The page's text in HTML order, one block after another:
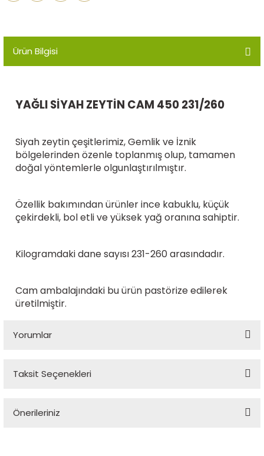
Ürün Bilgisi
YAĞLI SİYAH ZEYTİN CAM 450 231/260
Siyah zeytin çeşitlerimiz, Gemlik ve İznik
bölgelerinden özenle toplanmış olup, tamamen
doğal yöntemlerle olgunlaştırılmıştır.
Özellik bakımından ürünler ince kabuklu, küçük
çekirdekli, bol etli ve yüksek yağ oranına sahiptir.
Kilogramdaki dane sayısı 231-260 arasındadır.
Cam ambalajındaki bu ürün pastörize edilerek
üretilmiştir.
Yorumlar
Taksit Seçenekleri
Önerileriniz